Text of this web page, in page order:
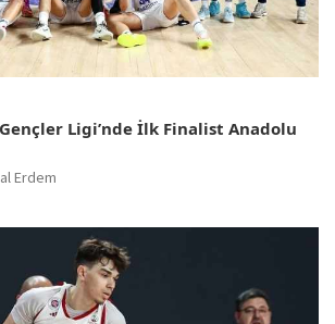
Ligi’nde İlk Finalist Anadolu
Erdem